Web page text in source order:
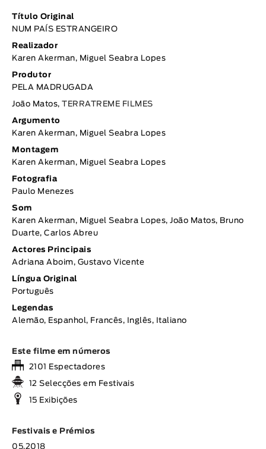
Tópicos selecionados
Título Original
NUM PAÍS ESTRANGEIRO
Realizador
Karen Akerman, Miguel Seabra Lopes
Produtor
PELA MADRUGADA
João Matos, TERRATREME FILMES
Argumento
Karen Akerman, Miguel Seabra Lopes
Montagem
Karen Akerman, Miguel Seabra Lopes
Fotografia
Paulo Menezes
Som
Karen Akerman, Miguel Seabra Lopes, João Matos, Bruno
Duarte, Carlos Abreu
Actores Principais
Adriana Aboim, Gustavo Vicente
Língua Original
Português
Legendas
Alemão, Espanhol, Francês, Inglês, Italiano
Este filme em números
2101 Espectadores
12 Selecções em Festivais
15 Exibições
Festivais e Prémios
05.2018